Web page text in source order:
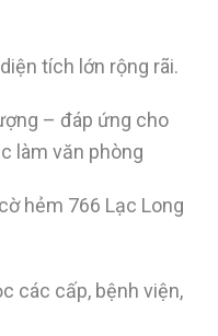
tích lớn rộng rãi.
– đáp ứng cho
làm văn phòng
hẻm 766 Lạc Long
các cấp, bệnh viện,